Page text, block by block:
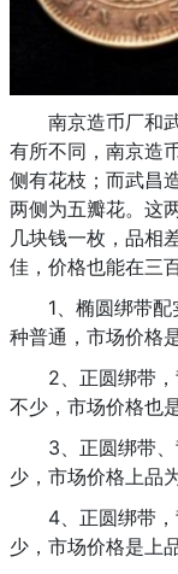
南京造币厂和武
有所不同，南京造
侧有花枝；而武昌
两侧为五瓣花。这
几块钱一枚，品相
佳，价格也能在三
1、椭圆绑带配
种普通，市场价格
2、正圆绑带，
不少，市场价格也
3、正圆绑带、
少，市场价格上品
4、正圆绑带，
少，市场价格是上